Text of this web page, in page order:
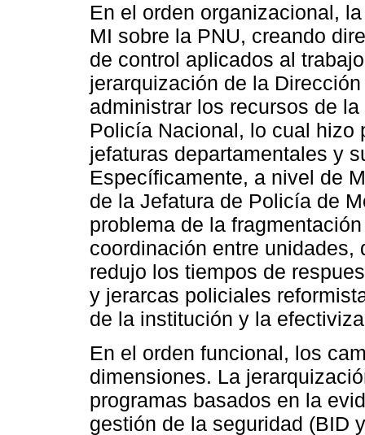
En el orden organizacional,
MI sobre la PNU, creando
de control aplicados al
jerarquización de la
administrar los recursos de
Policía Nacional, lo cual hizo
jefaturas departamentales y
Específicamente, a nivel de
de la Jefatura de Policía de
problema de la
coordinación entre
redujo los tiempos de
y jerarcas policiales
de la institución y la
En el orden funcional, los
dimensiones. La
programas basados en la
gestión de la seguridad (BID